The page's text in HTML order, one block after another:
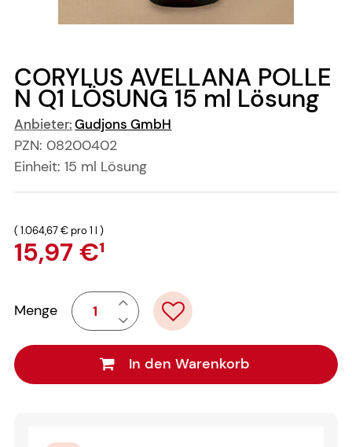
CORYLUS AVELLANA POLLE
N Q1 LÖSUNG 15 ml Lösung
Anbieter:Gudjons GmbH
PZN: 08200402
Einheit: 15 ml Lösung
15,97 €¹
( 1.064,67 €pro 1 l )
Menge
In den Warenkorb